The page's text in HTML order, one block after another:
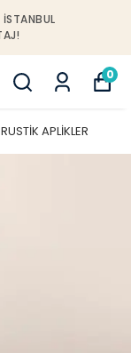
0
RUSTİK APLİKLER